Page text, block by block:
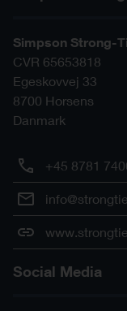
Simpson Strong-
CVR 65653818
Egeskovvej 33
8700 Horsens
Danmark
+45 8781
Social Media